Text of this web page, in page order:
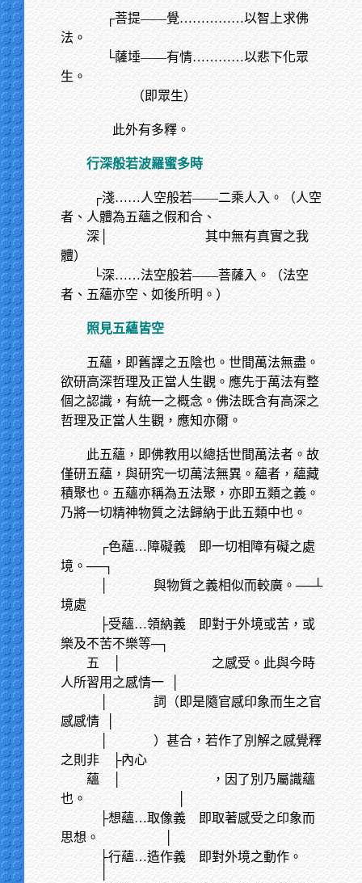
┌菩提——覺……………以智上求佛
法。
└薩埵——有情…………以悲下化眾
生。
（即眾生）
此外有多釋。
行深般若波羅蜜多時
┌淺……人空般若——二乘人入。（人空
者、人體為五蘊之假和合、
深│
其中無有真實之我
體）
└深……法空般若——菩薩入。（法空
者、五蘊亦空、如後所明。）
照見五蘊皆空
五蘊，即舊譯之五陰也。世間萬法無盡。
欲研高深哲理及正當人生觀。應先于萬法有整
個之認識，有統一之概念。佛法既含有高深之
哲理及正當人生觀，應知亦爾。
此五蘊，即佛教用以總括世間萬法者。故
僅研五蘊，與研究一切萬法無異。蘊者，蘊藏
積聚也。五蘊亦稱為五法聚，亦即五類之義。
乃將一切精神物質之法歸納于此五類中也。
┌色蘊…障礙義 即一切相障有礙之處
境。──┐
│ 與物質之義相似而較廣。──┴
境處
├受蘊…領納義 即對于外境或苦，或
樂及不苦不樂等─┐
五 │ 之感受。此與今時
人所習用之感情一 │
│ 詞（即是隨官感印象而生之官
感感情 │
│ ）甚合，若作了別解之感覺釋
之則非 ├內心
蘊 │ ，因了別乃屬識蘊
也。 │
├想蘊…取像義 即取著感受之印象而
思想。 │
├行蘊…造作義 即對外境之動作。
│